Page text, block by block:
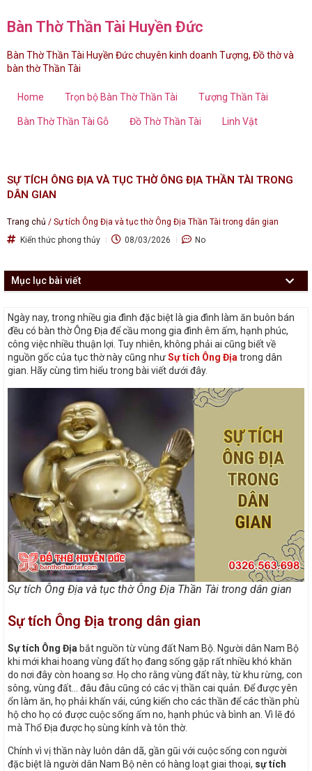
Bàn Thờ Thần Tài Huyền Đức
Bàn Thờ Thần Tài Huyền Đức chuyên kinh doanh Tượng, Đồ thờ và
bàn thờ Thần Tài
Home Trọn bộ Bàn Thờ Thần Tài Tượng Thần Tài
Bàn Thờ Thần Tài Gỗ Đồ Thờ Thần Tài Linh Vật
SỰ TÍCH ÔNG ĐỊA VÀ TỤC THỜ ÔNG ĐỊA THẦN TÀI TRONG
DÂN GIAN
Trang chủ / Sự tích Ông Địa và tục thờ Ông Địa Thần Tài trong dân gian
Kiến thức phong thủy
08/03/2026 No
Mục lục bài viết
Ngày nay, trong nhiều gia đình đặc biệt là gia đình làm ăn buôn bán
đều có bàn thờ Ông Địa để cầu mong gia đình êm ấm, hạnh phúc,
công việc nhiều thuận lợi. Tuy nhiên, không phải ai cũng biết về
nguồn gốc của tục thờ này cũng nhưSự tích Ông Địatrong dân
gian. Hãy cùng tìm hiểu trong bài viết dưới đây.
Sự tích Ông Địa và tục thờ Ông Địa Thần Tài trong dân gian
Sự tích Ông Địa trong dân gian
Sự tích Ông Địa bắt nguồn từ vùng đất Nam Bộ. Người dân Nam Bộ
khi mới khai hoang vùng đất họ đang sống gặp rất nhiều khó khăn
do nơi đây còn hoang sơ. Họ cho rằng vùng đất này, từ khu rừng, con
sông, vùng đất… đâu đâu cũng có các vị thần cai quản. Để được yên
ổn làm ăn, họ phải khấn vái, cúng kiến cho các thần để các thần phù
hộ cho họ có được cuộc sống ấm no, hạnh phúc và bình an. Vì lẽ đó
mà Thổ Địa được họ sùng kính và tôn thờ.
Chính vì vị thần này luôn dân dã, gần gũi với cuộc sống con người
đặc biệt là người dân Nam Bộ nên có hàng loạt giai thoại, sự tích